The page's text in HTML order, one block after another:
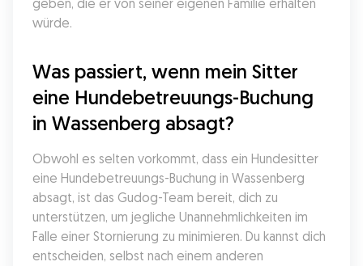
geben, die er von seiner eigenen Familie erhalten
würde.
Was passiert, wenn mein Sitter
eine Hundebetreuungs-Buchung
in Wassenberg absagt?
Obwohl es selten vorkommt, dass ein Hundesitter
eine Hundebetreuungs-Buchung in Wassenberg
absagt, ist das Gudog-Team bereit, dich zu
unterstützen, um jegliche Unannehmlichkeiten im
Falle einer Stornierung zu minimieren. Du kannst dich
entscheiden, selbst nach einem anderen